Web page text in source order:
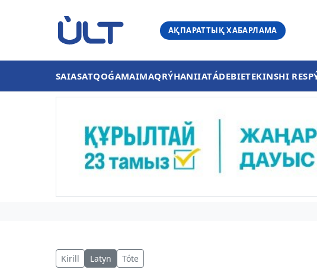
АҚПАРАТТЫҚ ХАБАРЛАМА
SAIASATQOǴAMAIMAQRÝHANIIATÁDEBIETEKINSHI
Kirill Latyn Tóte